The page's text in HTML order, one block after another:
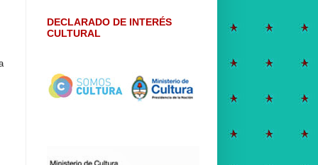
DECLARADO DE INTERÉS
CULTURAL